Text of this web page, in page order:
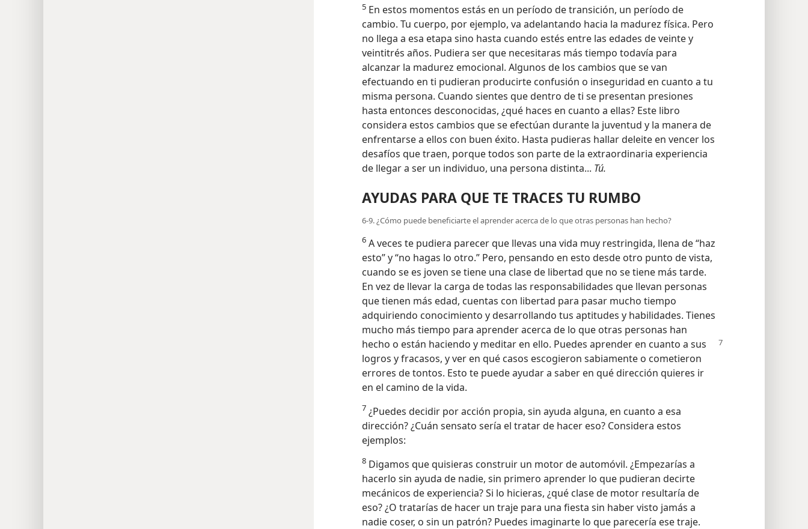
5 En estos momentos estás en un período de transición, un período de
cambio. Tu cuerpo, por ejemplo, va adelantando hacia la madurez física. Pero
no llega a esa etapa sino hasta cuando estés entre las edades de veinte y
veintitrés años. Pudiera ser que necesitaras más tiempo todavía para
alcanzar la madurez emocional. Algunos de los cambios que se van
efectuando en ti pudieran producirte confusión o inseguridad en cuanto a tu
misma persona. Cuando sientes que dentro de ti se presentan presiones
hasta entonces desconocidas, ¿qué haces en cuanto a ellas? Este libro
considera estos cambios que se efectúan durante la juventud y la manera de
enfrentarse a ellos con buen éxito. Hasta pudieras hallar deleite en vencer los
desafíos que traen, porque todos son parte de la extraordinaria experiencia
de llegar a ser un individuo, una persona distinta... Tú.
AYUDAS PARA QUE TE TRACES TU RUMBO
6-9. ¿Cómo puede beneficiarte el aprender acerca de lo que otras personas han hecho?
6 A veces te pudiera parecer que llevas una vida muy restringida, llena de “haz
esto” y “no hagas lo otro.” Pero, pensando en esto desde otro punto de vista,
cuando se es joven se tiene una clase de libertad que no se tiene más tarde.
En vez de llevar la carga de todas las responsabilidades que llevan personas
que tienen más edad, cuentas con libertad para pasar mucho tiempo
adquiriendo conocimiento y desarrollando tus aptitudes y habilidades. Tienes
mucho más tiempo para aprender acerca de lo que otras personas han
hecho o están haciendo y meditar en ello. Puedes aprender en cuanto a sus
logros y fracasos, y ver en qué casos escogieron sabiamente o cometieron
errores de tontos. Esto te puede ayudar a saber en qué dirección quieres ir
en el camino de la vida.
7 ¿Puedes decidir por acción propia, sin ayuda alguna, en cuanto a esa
dirección? ¿Cuán sensato sería el tratar de hacer eso? Considera estos
ejemplos:
8 Digamos que quisieras construir un motor de automóvil. ¿Empezarías a
hacerlo sin ayuda de nadie, sin primero aprender lo que pudieran decirte
mecánicos de experiencia? Si lo hicieras, ¿qué clase de motor resultaría de
eso? ¿O tratarías de hacer un traje para una fiesta sin haber visto jamás a
nadie coser, o sin un patrón? Puedes imaginarte lo que parecería ese traje.